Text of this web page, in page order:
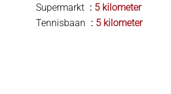
Supermarkt
5 kilometer
Tennisbaan
5 kilometer